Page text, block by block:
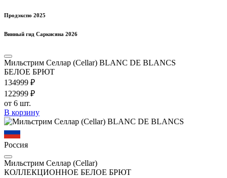
Продэкспо 2025
Винный гид Саркисяна 2026
Мильстрим Селлар (Cellar) BLANC DE BLANCS
БЕЛОЕ БРЮТ
134999 ₽
122999 ₽
от 6 шт.
В корзину
Россия
Мильстрим Селлар (Cellar)
КОЛЛЕКЦИОННОЕ БЕЛОЕ БРЮТ